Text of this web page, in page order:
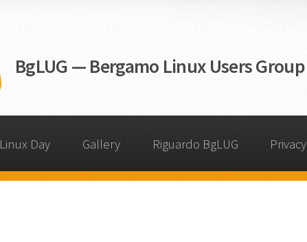
BgLUG — Bergamo Linux Users Group
Linux Day Gallery Riguardo BgLUG Privacy